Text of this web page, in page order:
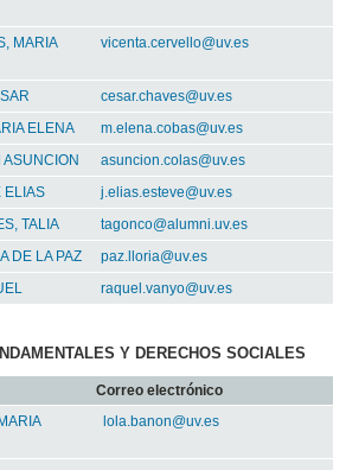
MARIA
vicenta.cervello@uv.es
cesar.chaves@uv.es
ELENA
m.elena.cobas@uv.es
asuncion.colas@uv.es
ELIAS
j.elias.esteve@uv.es
TALIA
tagonco@alumni.uv.es
DE LA PAZ
paz.lloria@uv.es
raquel.vanyo@uv.es
Y DERECHOS SOCIALES
Correo electrónico
lola.banon@uv.es